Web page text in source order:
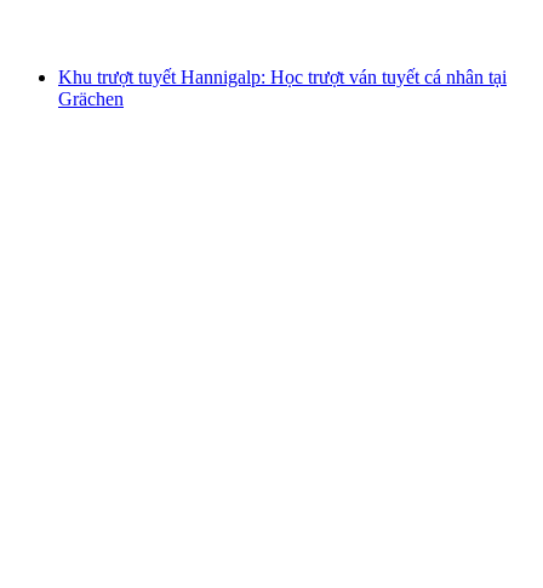
Khu trượt tuyết Hannigalp: Học trượt ván tuyết cá nhân tại
Grächen